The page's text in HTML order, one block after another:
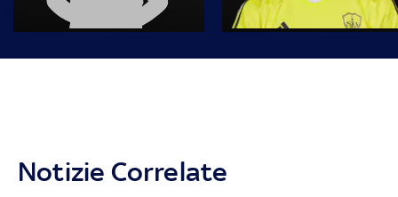
Notizie Correlate